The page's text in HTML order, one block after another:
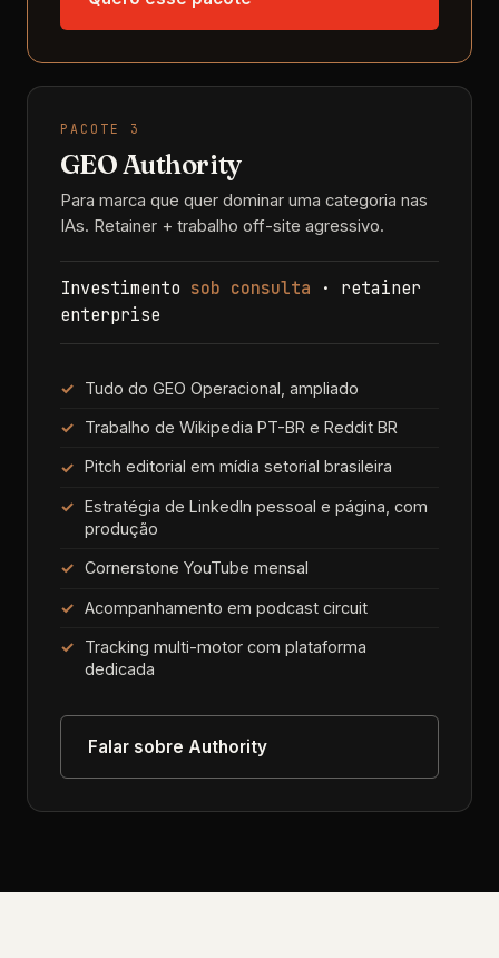
PACOTE 3
GEO Authority
Para marca que quer dominar uma categoria nas
IAs. Retainer + trabalho off-site agressivo.
Investimento sob consulta · retainer
enterprise
Tudo do GEO Operacional, ampliado
Trabalho de Wikipedia PT-BR e Reddit BR
Pitch editorial em mídia setorial brasileira
Estratégia de LinkedIn pessoal e página, com
produção
Cornerstone YouTube mensal
Acompanhamento em podcast circuit
Tracking multi-motor com plataforma
dedicada
Falar sobre Authority